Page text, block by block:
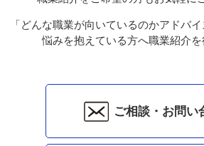
「どんな職業が向いているのかアドバ
悩みを抱えている方へ職業紹介を
ご相談・お問い